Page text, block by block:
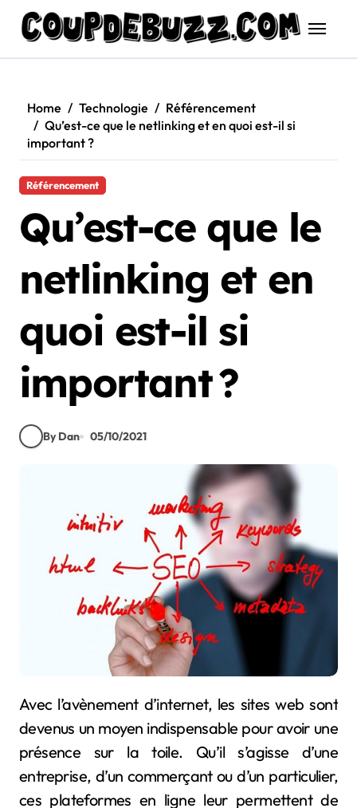
content
Home Technologie
Référencement
Qu’est-ce que le netlinking et en quoi est-il si
important ?
Référencement
Qu’est-ce que le
netlinking et en
quoi est-il si
important ?
By Dan 05/10/2021
Avec l’avènement d’internet, les sites web sont
devenus un moyen indispensable pour avoir une
présence sur la toile. Qu’il s’agisse d’une
entreprise, d’un commerçant ou d’un particulier,
ces plateformes en ligne leur permettent de